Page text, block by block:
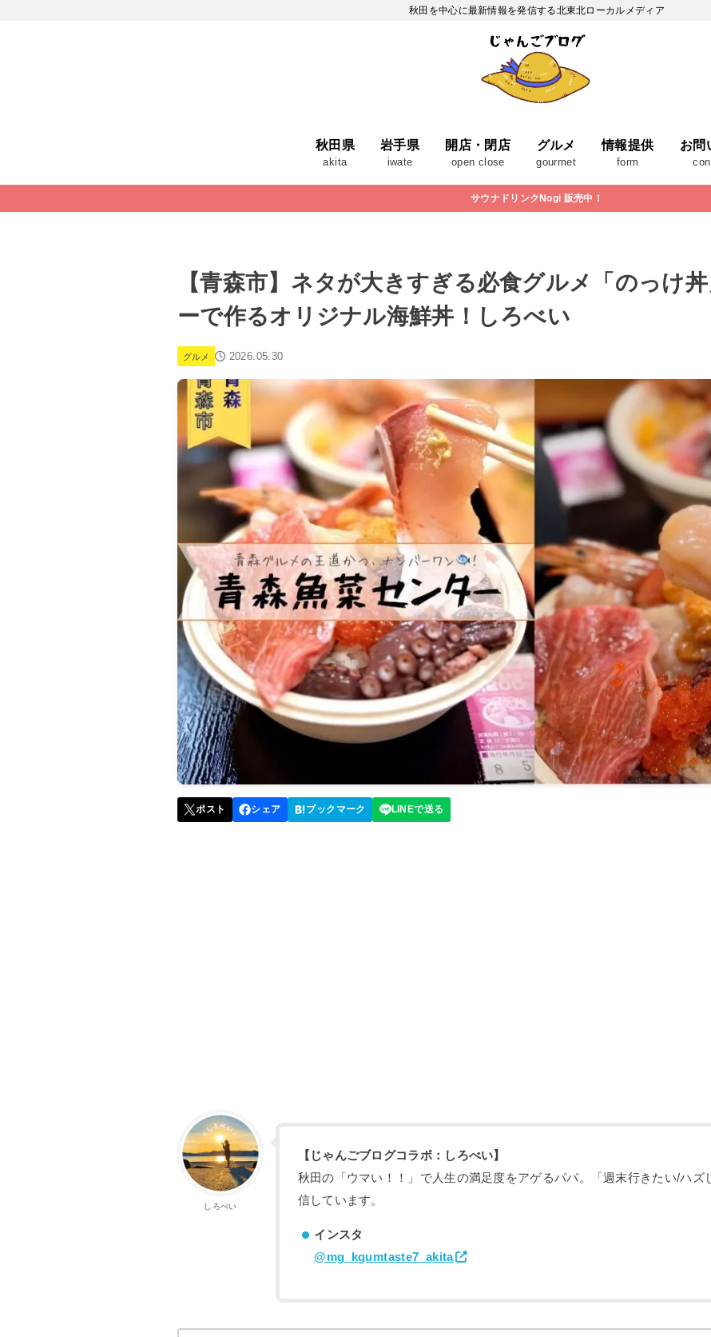
秋田を中心に最新情報を発信する北東北ローカルメディア
秋田県
akita
岩手県
iwate
開店・閉店
open close
グルメ
gourmet
情報提供
form
お問
サウナドリンクNogi 販売中！
【青森市】ネタが大きすぎる必食グルメ「のっけ
ーで作るオリジナル海鮮丼！しろべい
グルメ 2026.05.30
しろべい
【じゃんごブログコラボ：しろべい】
秋田の「ウマい！！」で人生の満足度をアゲるパパ。「週末行きたい/ハズ
信しています。
インスタ
@mg_kgumtaste7_akita